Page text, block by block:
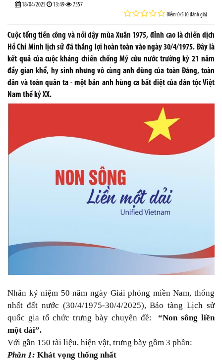
18/04/2025 13:49 7557
Điểm: 0/5 (0 đánh giá)
Cuộc tổng tiến công và nổi dậy mùa Xuân 1975, đỉnh cao là chiến dịch
Hồ Chí Minh lịch sử đã thắng lợi hoàn toàn vào ngày 30/4/1975. Đây là
kết quả của cuộc kháng chiến chống Mỹ cứu nước trường kỳ 21 năm
đầy gian khổ, hy sinh nhưng vô cùng anh dũng của toàn Đảng, toàn
dân và toàn quân ta - một bản anh hùng ca bất diệt của dân tộc Việt
Nam thế kỷ XX.
Nhân kỷ niệm 50 năm ngày Giải phóng miền Nam, thống
nhất đất nước (30/4/1975-30/4/2025), Bảo tàng Lịch sử
quốc gia tổ chức trưng bày chuyên đề:“Non sông liền
một dải”.
Với gần 150 tài liệu, hiện vật, trưng bày gồm 3 phần:
Phần 1: Khát vọng thống nhất